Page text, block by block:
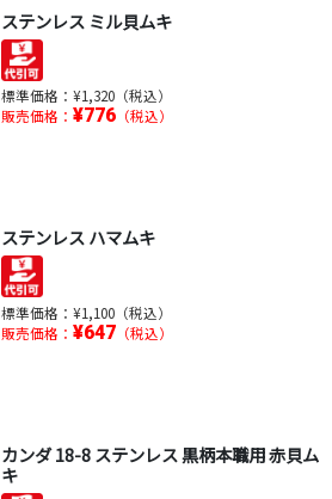
ステンレス ミル貝ムキ
標準価格： ¥1,320（税込）
販売価格： ¥776（税込）
ステンレス ハマムキ
標準価格： ¥1,100（税込）
販売価格： ¥647（税込）
カンダ 18-8 ステンレス 黒柄本職用 赤貝ム
キ